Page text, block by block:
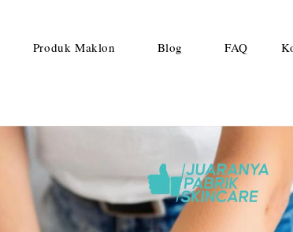
Produk Maklon Blog FAQ